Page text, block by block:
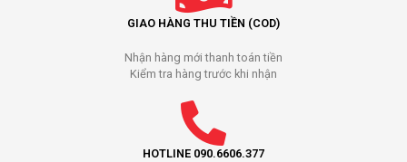
GIAO HÀNG THU TIỀN (COD)
Nhận hàng mới thanh toán tiền
Kiểm tra hàng trước khi nhận
HOTLINE 090.6606.377